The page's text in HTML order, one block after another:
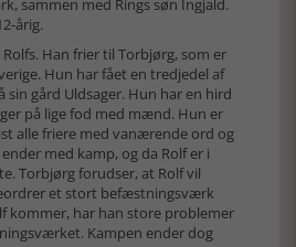
sammen med Rings søn Ingjald.
årig.
Han frier til Torbjørg, som er
Hun har fået en tredjedel af
sin gård Uldsager. Hun har en hird
på lige fod med mænd. Hun er
alle friere med vanærende ord og
med kamp, og da Rolf er i
Torbjørg forudser, at Rolf vil
et stort befæstningsværk
kommer, har han store problemer
Kampen ender dog